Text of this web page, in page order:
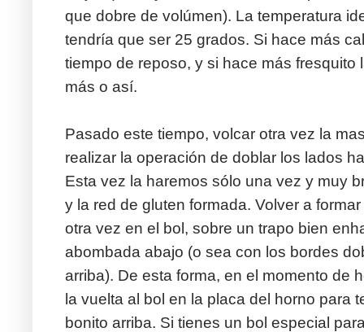
que dobre de volúmen). La temperatura
tendría que ser 25 grados. Si hace más
tiempo de reposo, y si hace más
más o así.
Pasado este tiempo, volcar otra vez la
realizar la operación de doblar los lados
Esta vez la haremos sólo una vez y muy
y la red de gluten formada. Volver a
otra vez en el bol, sobre un trapo bien
abombada abajo (o sea con los bordes
arriba). De esta forma, en el momento de
la vuelta al bol en la placa del horno para
bonito arriba. Si tienes un bol especial